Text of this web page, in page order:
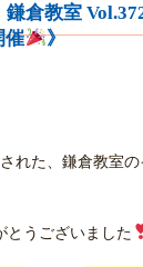
倉教室
催
》
れた、鎌倉教室
とうございました